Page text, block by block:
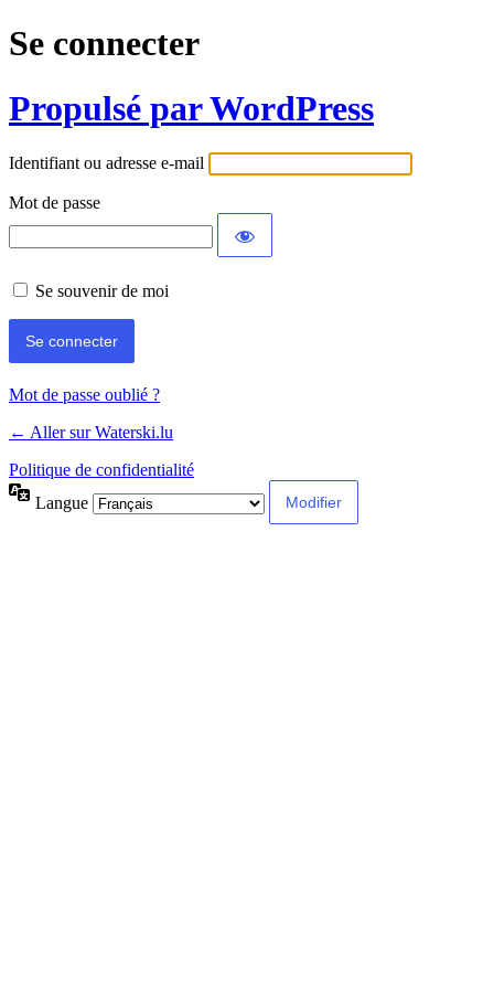
Se connecter
Propulsé par WordPress
Identifiant ou adresse e-mail
Mot de passe
Se souvenir de moi
Mot de passe oublié ?
← Aller sur Waterski.lu
Politique de confidentialité
Langue